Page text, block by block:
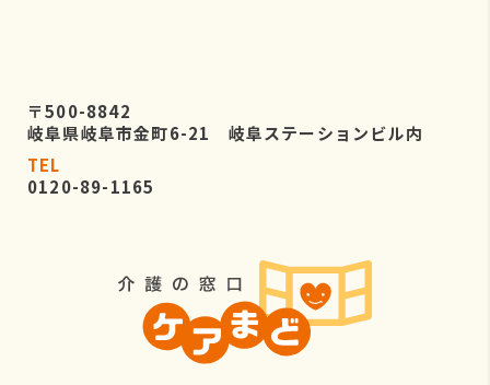
〒500-8842
岐阜県岐阜市金町6-21 岐阜ステーションビル内
TEL
0120-89-1165